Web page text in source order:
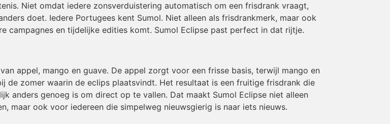
Niet omdat iedere zonsverduistering automatisch om een frisdrank vraagt,
doet. Iedere Portugees kent Sumol. Niet alleen als frisdrankmerk, maar ook
campagnes en tijdelijke edities komt. Sumol Eclipse past perfect in dat rijtje.
appel, mango en guave. De appel zorgt voor een frisse basis, terwijl mango en
zomer waarin de eclips plaatsvindt. Het resultaat is een fruitige frisdrank die
anders genoeg is om direct op te vallen. Dat maakt Sumol Eclipse niet alleen
maar ook voor iedereen die simpelweg nieuwsgierig is naar iets nieuws.